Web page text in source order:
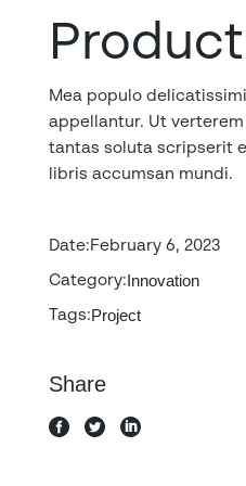
Mea populo
appellantur. Ut
tantas soluta scripserit
libris accumsan mundi.
Date: February 6, 2023
Category:Innovation
Tags:Project
Share